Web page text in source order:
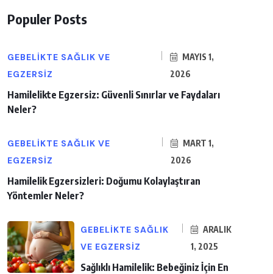
Populer Posts
GEBELIKTE SAĞLIK VE
EGZERSIZ
MAYIS 1,
2026
Hamilelikte Egzersiz: Güvenli Sınırlar ve Faydaları
Neler?
GEBELIKTE SAĞLIK VE
EGZERSIZ
MART 1,
2026
Hamilelik Egzersizleri: Doğumu Kolaylaştıran
Yöntemler Neler?
GEBELIKTE SAĞLIK
VE EGZERSIZ
ARALIK
1, 2025
Sağlıklı Hamilelik: Bebeğiniz İçin En